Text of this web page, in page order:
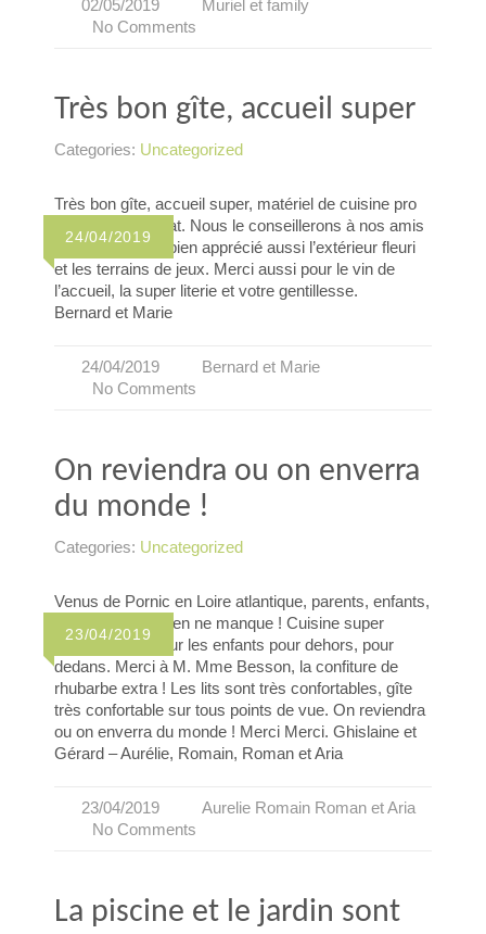
02/05/2019
Muriel et family
No Comments
Très bon gîte, accueil super
Categories: Uncategorized
24/04/2019
Très bon gîte, accueil super, matériel de cuisine pro
et en très bon état. Nous le conseillerons à nos amis
car nous avons bien apprécié aussi l’extérieur fleuri
et les terrains de jeux. Merci aussi pour le vin de
l’accueil, la super literie et votre gentillesse.
Bernard et Marie
24/04/2019
Bernard et Marie
No Comments
On reviendra ou on enverra
du monde !
Categories: Uncategorized
23/04/2019
Venus de Pornic en Loire atlantique, parents, enfants,
petits enfants. Rien ne manque ! Cuisine super
équipée, jeux pour les enfants pour dehors, pour
dedans. Merci à M. Mme Besson, la confiture de
rhubarbe extra ! Les lits sont très confortables, gîte
très confortable sur tous points de vue. On reviendra
ou on enverra du monde ! Merci Merci. Ghislaine et
Gérard – Aurélie, Romain, Roman et Aria
23/04/2019
Aurelie Romain Roman et Aria
No Comments
La piscine et le jardin sont